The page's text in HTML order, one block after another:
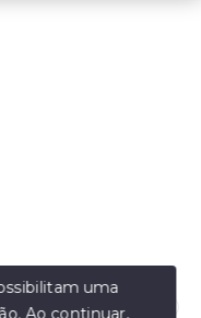
uma
Ao continuar,